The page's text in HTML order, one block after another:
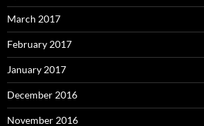
March 2017
February 2017
January 2017
December 2016
November 2016